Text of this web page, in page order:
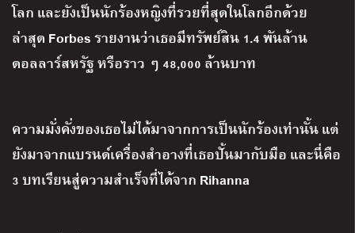
โลก และยังเป็นนักร้องหญิงที่รวยที่สุดในโลกอีกด้วย
ล่าสุด Forbesรายงานว่าเธอมีทรัพย์สิน 1.4พันล้าน
ดอลลาร์สหรัฐ หรือราว ๆ 48,000 ล้านบาท
ความมั่งคั่งของเธอไม่ได้มาจากการเป็นนักร้องเท่านั้น แต่
ยังมาจากแบรนด์เครื่องสำอางที่เธอปั้นมากับมือ และนี่คือ
3บทเรียนสู่ความสำเร็จที่ได้จาก Rihanna